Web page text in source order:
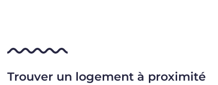
Trouver un logement à proximité